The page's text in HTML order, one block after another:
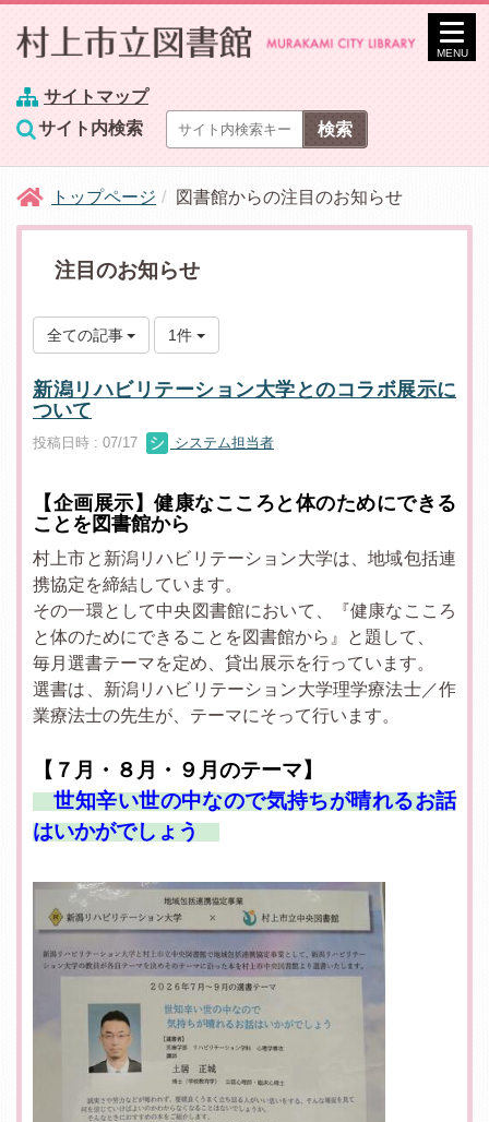
サイトマップ
サイト内検索
MENU
トップページ 図書館からの注目のお知らせ
注目のお知らせ
全ての記事 1件
新潟リハビリテーション大学とのコラボ展示に
ついて
投稿日時 : 07/17 システム担当者
【企画展示】健康なこころと体のためにできる
ことを図書館から
村上市と新潟リハビリテーション大学は、地域包括連
携協定を締結しています。
その一環として中央図書館において、『健康なこころ
と体のためにできることを図書館から』と題して、
毎月選書テーマを定め、貸出展示を行っています。
選書は、新潟リハビリテーション大学理学療法士／作
業療法士の先生が、テーマにそって行います。
【７ 月・８月・９月のテーマ】
世知辛い世の中なので気持ちが晴れるお話
はいかがでしょう